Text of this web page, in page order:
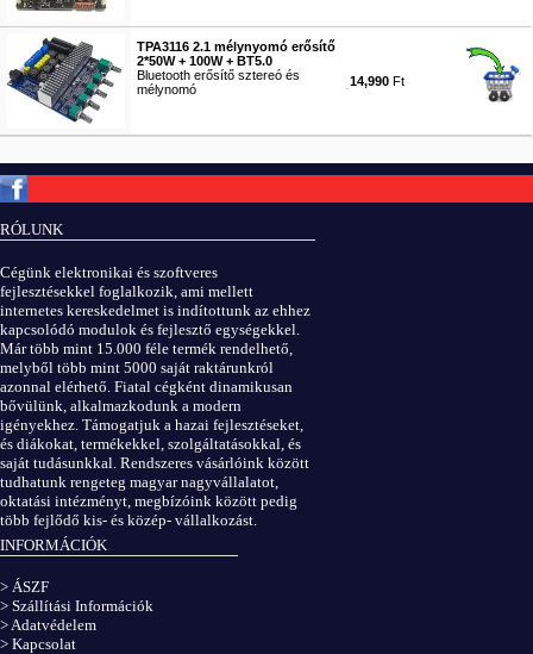
TPA3116 2.1 mélynyomó erősítő
2*50W + 100W + BT5.0
Bluetooth erősítő sztereó és
mélynomó
14,990 Ft
RÓLUNK
Cégünk elektronikai és szoftveres
fejlesztésekkel foglalkozik, ami mellett
internetes kereskedelmet is indítottunk az ehhez
kapcsolódó modulok és fejlesztő egységekkel.
Már több mint 15.000 féle termék rendelhető,
melyből több mint 5000 saját raktárunkról
azonnal elérhető. Fiatal cégként dinamikusan
bővülünk, alkalmazkodunk a modern
igényekhez. Támogatjuk a hazai fejlesztéseket,
és diákokat, termékekkel, szolgáltatásokkal, és
saját tudásunkkal. Rendszeres vásárlóink között
tudhatunk rengeteg magyar nagyvállalatot,
oktatási intézményt, megbízóink között pedig
több fejlődő kis- és közép- vállalkozást.
INFORMÁCIÓK
> ÁSZF
> Szállítási Információk
> Adatvédelem
> Kapcsolat